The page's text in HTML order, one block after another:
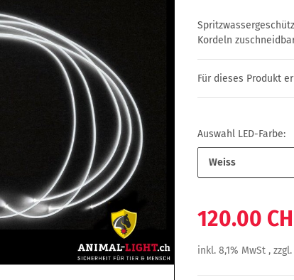
Kordeln
Für dieses Produkt
Auswahl LED-Farbe:
Weiss
120.00
inkl. 8,1% MwSt , zzgl.